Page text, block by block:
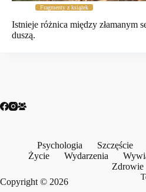
Fragmenty z książek
Istnieje różnica między złamanym
duszą.
Psychologia Szczęście
Życie
Wydarzenia
Zdrowie
Copyright © 2026